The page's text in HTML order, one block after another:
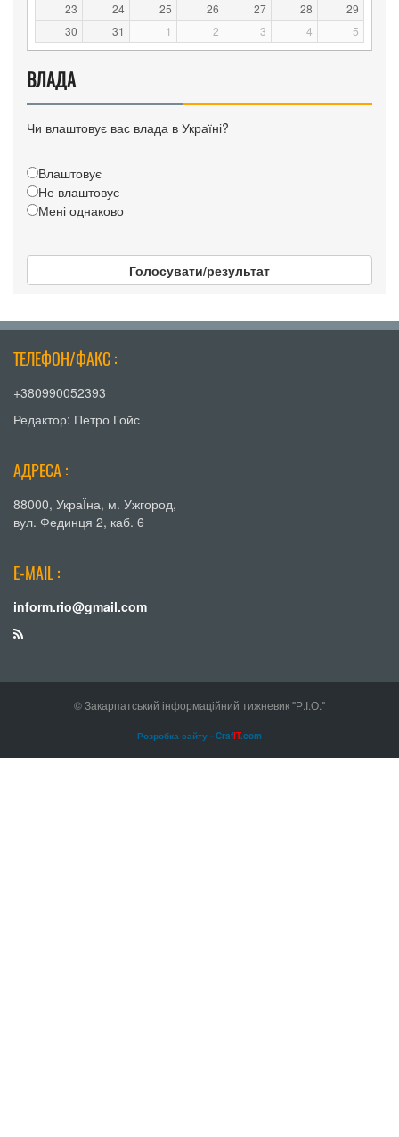
23
24 25 26 27 28
29
30
31 1 2 3 4 5
ВЛАДА
Чи влаштовує вас влада в Україні?
Влаштовує
Не влаштовує
Мені однаково
Голосувати/результат
ТЕЛЕФОН/ФАКС :
+380990052393
Редактор: Петро Гойс
АДРЕСА :
88000, УкраЇна, м. Ужгород,
вул. Фединця 2, каб. 6
E-MAIL :
inform.rio@gmail.com
© Закарпатський інформаційний тижневик "Р.І.О."
Розробка сайту - CrafIT.com